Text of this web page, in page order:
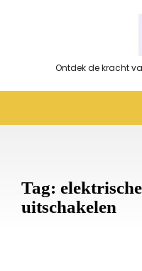
Ontdek de kracht
Tag:
uitschakelen